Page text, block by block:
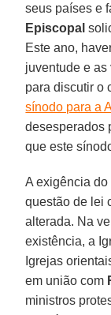
seus países e
Episcopal
Este ano,
juventude e
para discutir o
sínodo para a
desesperados
que este
A exigência do
questão de lei
alterada. Na
existência, a
Igrejas
em união com
ministros